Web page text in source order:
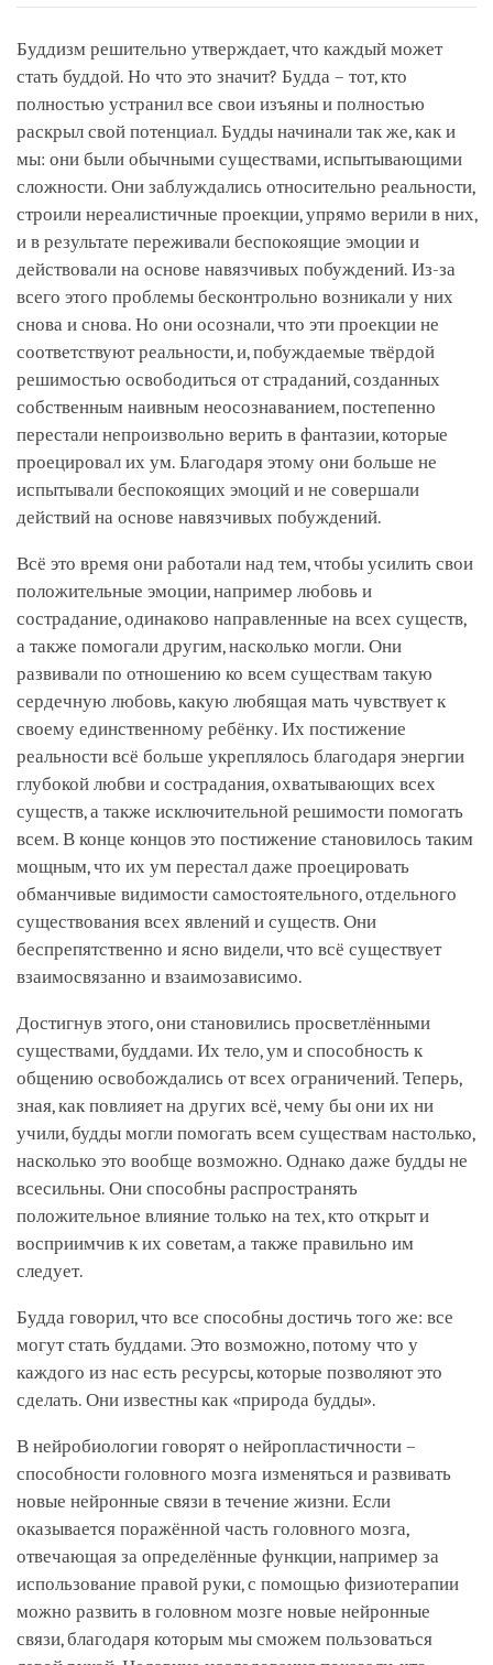
Буддизм решительно утверждает, что каждый может
стать буддой. Но что это значит? Будда – тот, кто
полностью устранил все свои изъяны и полностью
раскрыл свой потенциал. Будды начинали так же, как и
мы: они были обычными существами, испытывающими
сложности. Они заблуждались относительно реальности,
строили нереалистичные проекции, упрямо верили в них,
и в результате переживали беспокоящие эмоции и
действовали на основе навязчивых побуждений. Из-за
всего этого проблемы бесконтрольно возникали у них
снова и снова. Но они осознали, что эти проекции не
соответствуют реальности, и, побуждаемые твёрдой
решимостью освободиться от страданий, созданных
собственным наивным неосознаванием, постепенно
перестали непроизвольно верить в фантазии, которые
проецировал их ум. Благодаря этому они больше не
испытывали беспокоящих эмоций и не совершали
действий на основе навязчивых побуждений.
Всё это время они работали над тем, чтобы усилить свои
положительные эмоции, например любовь и
сострадание, одинаково направленные на всех существ,
а также помогали другим, насколько могли. Они
развивали по отношению ко всем существам такую
сердечную любовь, какую любящая мать чувствует к
своему единственному ребёнку. Их постижение
реальности всё больше укреплялось благодаря энергии
глубокой любви и сострадания, охватывающих всех
существ, а также исключительной решимости помогать
всем. В конце концов это постижение становилось таким
мощным, что их ум перестал даже проецировать
обманчивые видимости самостоятельного, отдельного
существования всех явлений и существ. Они
беспрепятственно и ясно видели, что всё существует
взаимосвязанно и взаимозависимо.
Достигнув этого, они становились просветлёнными
существами, буддами. Их тело, ум и способность к
общению освобождались от всех ограничений. Теперь,
зная, как повлияет на других всё, чему бы они их ни
учили, будды могли помогать всем существам настолько,
насколько это вообще возможно. Однако даже будды не
всесильны. Они способны распространять
положительное влияние только на тех, кто открыт и
восприимчив к их советам, а также правильно им
следует.
Будда говорил, что все способны достичь того же: все
могут стать буддами. Это возможно, потому что у
каждого из нас есть ресурсы, которые позволяют это
сделать. Они известны как «природа будды».
В нейробиологии говорят о нейропластичности –
способности головного мозга изменяться и развивать
новые нейронные связи в течение жизни. Если
оказывается поражённой часть головного мозга,
отвечающая за определённые функции, например за
использование правой руки, с помощью физиотерапии
можно развить в головном мозге новые нейронные
связи, благодаря которым мы сможем пользоваться